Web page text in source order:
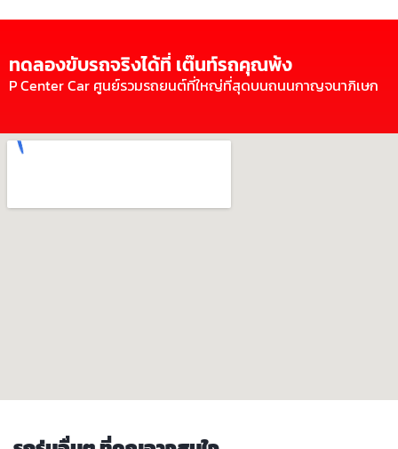
ทดลองขับรถจริงได้ที่ เต๊นท์รถคุณพ้ง
P Center Car ศูนย์รวมรถยนต์ที่ใหญ่ที่สุดบนถนนกาญจนาภิเษก